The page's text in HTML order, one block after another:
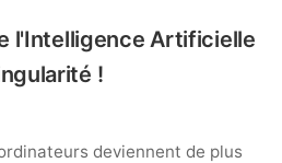
l'Intelligence Artificielle
!
deviennent de plus